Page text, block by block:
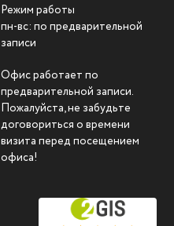
Режим работы
пн-вс: по предварительной
записи
Офис работает по
предварительной записи.
Пожалуйста, не забудьте
договориться о времени
визита перед посещением
офиса!